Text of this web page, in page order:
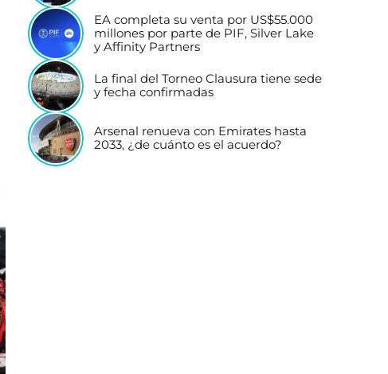
EA completa su venta por US$55.000
millones por parte de PIF, Silver Lake
y Affinity Partners
La final del Torneo Clausura tiene sede
y fecha confirmadas
Arsenal renueva con Emirates hasta
2033, ¿de cuánto es el acuerdo?